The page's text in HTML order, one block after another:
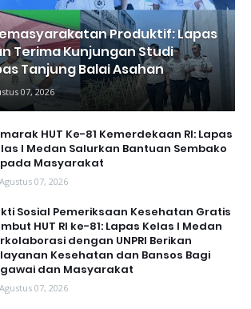
Produktif: Lapas
Terima Kunjungan Studi
Tanjung Balai Asahan
07, 2026
HUT Ke-81 Kemerdekaan RI: Lapas
I Medan Salurkan Bantuan Sembako
Masyarakat
Agustus 07, 2026
Sosial Pemeriksaan Kesehatan Gratis
HUT RI ke-81: Lapas Kelas I Medan
dengan UNPRI Berikan
Kesehatan dan Bansos Bagi
dan Masyarakat
Agustus 07, 2026